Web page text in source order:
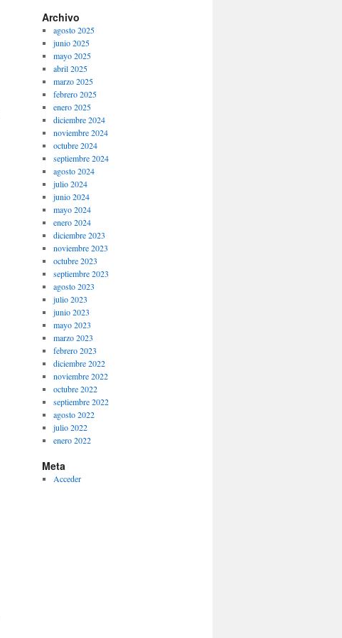
Archivo
agosto 2025
junio 2025
mayo 2025
abril 2025
marzo 2025
febrero 2025
enero 2025
diciembre 2024
noviembre 2024
octubre 2024
septiembre 2024
agosto 2024
julio 2024
junio 2024
mayo 2024
enero 2024
diciembre 2023
noviembre 2023
octubre 2023
septiembre 2023
agosto 2023
julio 2023
junio 2023
mayo 2023
marzo 2023
febrero 2023
diciembre 2022
noviembre 2022
octubre 2022
septiembre 2022
agosto 2022
julio 2022
enero 2022
Meta
Acceder